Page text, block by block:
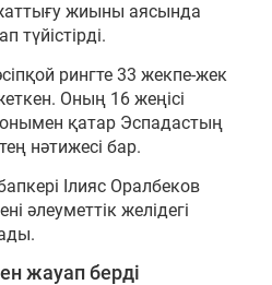
жиыны аясында
түйістірді.
рингте 33 жекпе-жек
Оның 16 жеңісі
қатар Эспадастың
нәтижесі бар.
Ілияс Оралбеков
әлеуметтік желідегі
жауап берді